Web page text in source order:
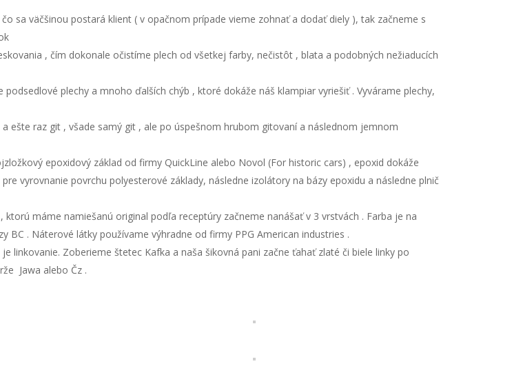
sa väčšinou postará klient ( v opačnom prípade vieme zohnať a dodať diely ), tak začneme s
, čím dokonale očistíme plech od všetkej farby, nečistôt , blata a podobných nežiaducích
plechy a mnoho ďalších chýb , ktoré dokáže náš klampiar vyriešiť . Vyvárame plechy,
ešte raz git , všade samý git , ale po úspešnom hrubom gitovaní a následnom jemnom
epoxidový základ od firmy QuickLine alebo Novol (For historic cars) , epoxid dokáže
vyrovnanie povrchu polyesterové základy, následne izolátory na bázy epoxidu a následne plnič
máme namiešanú original podľa receptúry začneme nanášať v 3 vrstvách . Farba je na
. Náterové látky používame výhradne od firmy PPG American industries .
linkovanie. Zoberieme štetec Kafka a naša šikovná pani začne ťahať zlaté či biele linky po
Jawa alebo Čz .